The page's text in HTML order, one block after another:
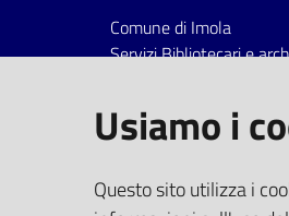
Comune di Imola
Servizi Bibliotecari e
Italia
centralino: tel
bim@comune.imola.bo.it
PEC
Usiamo i
Questo sito utilizza i